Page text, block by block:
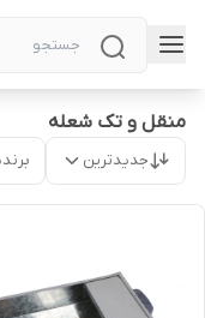
منقل و تک شعله
جدیدترین